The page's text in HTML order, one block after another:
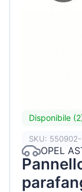
Disponibile
SKU:
OPEL